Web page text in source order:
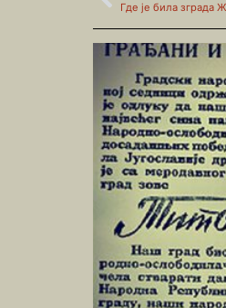
Где је била зграда